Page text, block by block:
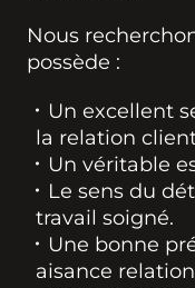
Nous
possède :
Un excellent
la relation
Un véritable
Le sens du
travail soigné.
Une bonne
aisance